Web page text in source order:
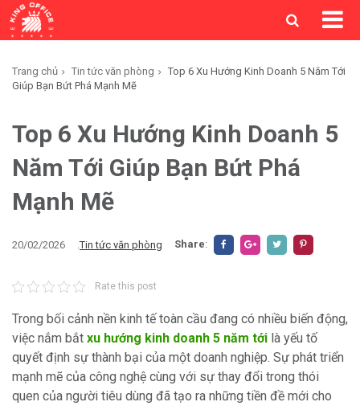
Trang chủ Tin tức văn phòng
Top 6 Xu Hướng Kinh Doanh 5 Năm Tới
Giúp Bạn Bứt Phá Mạnh Mẽ
Top 6 Xu Hướng Kinh Doanh 5
Năm Tới Giúp Bạn Bứt Phá
Mạnh Mẽ
20/02/2026 .Tin tức văn phòng Share:
Rate this post
Trong bối cảnh nền kinh tế toàn cầu đang có nhiều biến động,
việc nắm bắt xu hướng kinh doanh 5 năm tới là yếu tố
quyết định sự thành bại của một doanh nghiệp. Sự phát triển
mạnh mẽ của công nghệ cùng với sự thay đổi trong thói
quen của người tiêu dùng đã tạo ra những tiền đề mới cho